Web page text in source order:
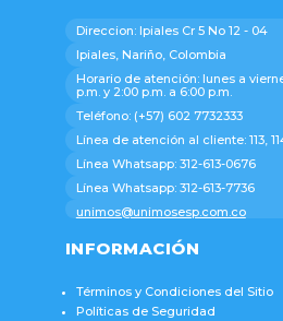
Direccion: Ipiales Cr 5 No 12 - 04
Ipiales, Nariño, Colombia
Horario de atención: lunes a
p.m. y 2:00 p.m. a 6:00 p.m.
Teléfono: (+57) 602 7732333
Línea de atención al cliente: 113,
Línea Whatsapp: 312-613-0676
Línea Whatsapp: 312-613-7736
unimos@unimosesp.com.co
INFORMACIÓN
Términos y Condiciones del Sitio
Políticas de Seguridad